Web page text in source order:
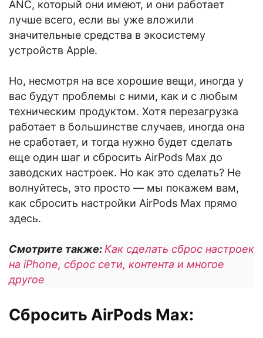
ANC, который они имеют, и они работает
лучше всего, если вы уже вложили
значительные средства в экосистему
устройств Apple.
Но, несмотря на все хорошие вещи, иногда у
вас будут проблемы с ними, как и с любым
техническим продуктом. Хотя перезагрузка
работает в большинстве случаев, иногда она
не сработает, и тогда нужно будет сделать
еще один шаг и сбросить AirPods Max до
заводских настроек. Но как это сделать? Не
волнуйтесь, это просто — мы покажем вам,
как сбросить настройки AirPods Max прямо
здесь.
Смотрите также:Как сделать сброс настроек
на iPhone, сброс сети, контента и многое
другое
Сбросить AirPods Max: